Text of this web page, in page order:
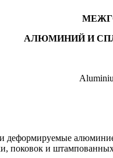
АЛЮМИНИЙ И
деформируемые
поковок и